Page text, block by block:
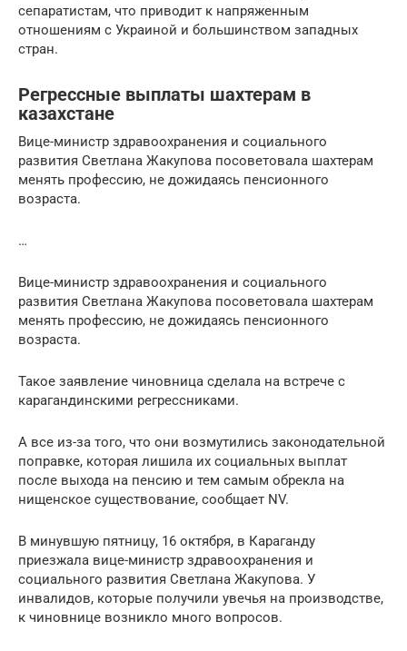
сепаратистам, что приводит к напряженным
отношениям с Украиной и большинством западных
стран.
Регрессные выплаты шахтерам в
казахстане
Вице-министр здравоохранения и социального
развития Светлана Жакупова посоветовала шахтерам
менять профессию, не дожидаясь пенсионного
возраста.
…
Вице-министр здравоохранения и социального
развития Светлана Жакупова посоветовала шахтерам
менять профессию, не дожидаясь пенсионного
возраста.
Такое заявление чиновница сделала на встрече с
карагандинскими регрессниками.
А все из-за того, что они возмутились законодательной
поправке, которая лишила их социальных выплат
после выхода на пенсию и тем самым обрекла на
нищенское существование, сообщает NV.
В минувшую пятницу, 16 октября, в Караганду
приезжала вице-министр здравоохранения и
социального развития Светлана Жакупова. У
инвалидов, которые получили увечья на производстве,
к чиновнице возникло много вопросов.